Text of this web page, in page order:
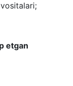
etgan